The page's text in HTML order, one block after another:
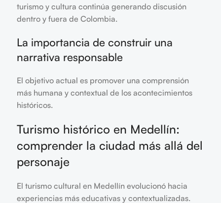
turismo y cultura continúa generando discusión
dentro y fuera de Colombia.
La importancia de construir una
narrativa responsable
El objetivo actual es promover una comprensión
más humana y contextual de los acontecimientos
históricos.
Turismo histórico en Medellín:
comprender la ciudad más allá del
personaje
El turismo cultural en Medellín evolucionó hacia
experiencias más educativas y contextualizadas.